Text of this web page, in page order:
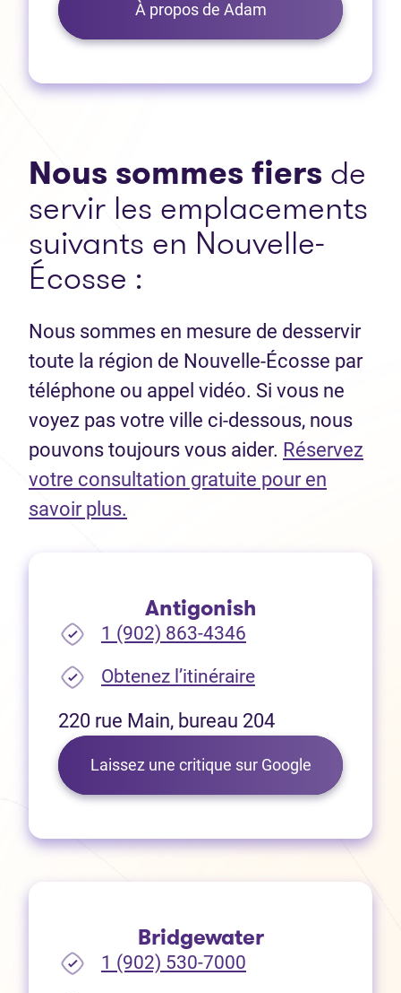
À propos de Adam
Nous sommes fiers de
servir les emplacements
suivants en Nouvelle-
Écosse :
Nous sommes en mesure de desservir
toute la région de Nouvelle-Écosse par
téléphone ou appel vidéo. Si vous ne
voyez pas votre ville ci-dessous, nous
pouvons toujours vous aider. Réservez
votre consultation gratuite pour en
savoir plus.
Antigonish
1 (902) 863-4346
Obtenez l’itinéraire(Ouvre dans un
220 rue Main, bureau 204
Laissez une critique sur Google(Ouvre
Bridgewater
1 (902) 530-7000